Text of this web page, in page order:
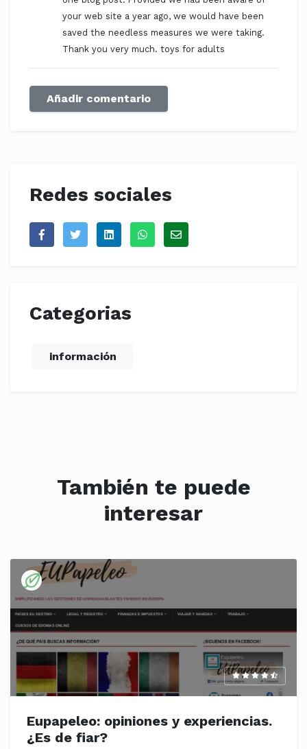
your web site a year ago, we would have been
saved the needless measures we were taking.
Thank you very much. toys for adults
Añadir comentario
Redes sociales
Categorias
información
También te puede
interesar
Eupapeleo: opiniones y experiencias.
¿Es de fiar?